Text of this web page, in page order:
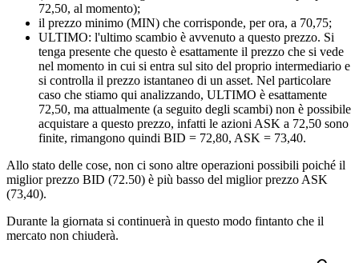
72,50, al momento);
il prezzo minimo (MIN) che corrisponde, per ora, a 70,75;
ULTIMO: l'ultimo scambio è avvenuto a questo prezzo. Si
tenga presente che questo è esattamente il prezzo che si vede
nel momento in cui si entra sul sito del proprio intermediario e
si controlla il prezzo istantaneo di un asset. Nel particolare
caso che stiamo qui analizzando, ULTIMO è esattamente
72,50, ma attualmente (a seguito degli scambi) non è possibile
acquistare a questo prezzo, infatti le azioni ASK a 72,50 sono
finite, rimangono quindi BID = 72,80, ASK = 73,40.
Allo stato delle cose, non ci sono altre operazioni possibili poiché il
miglior prezzo BID (72.50) è più basso del miglior prezzo ASK
(73,40).
Durante la giornata si continuerà in questo modo fintanto che il
mercato non chiuderà.